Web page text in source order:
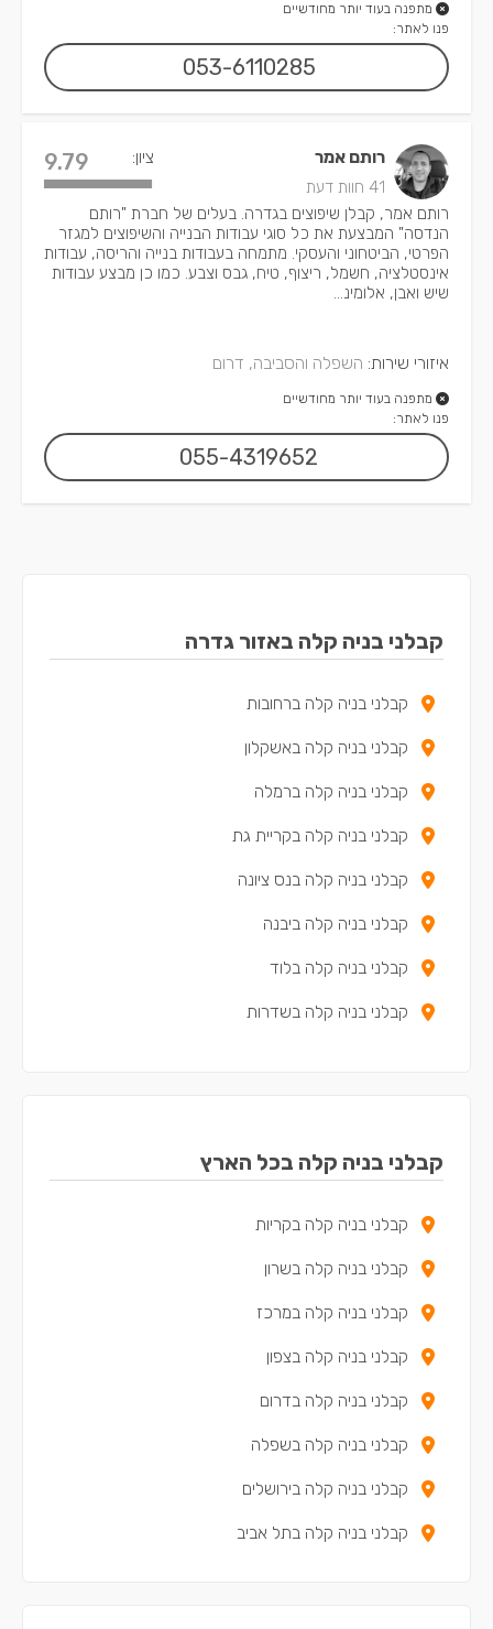
מתפנה בעוד יותר מחודשיים
פנו לאתר:
053-6110285
רותם אמר
41 חוות דעת
ציון: 9.79
רותם אמר, קבלן שיפוצים בגדרה. בעלים של חברת "רותם
הנדסה" המבצעת את כל סוגי עבודות הבנייה והשיפוצים למגזר
הפרטי, הביטחוני והעסקי. מתמחה בעבודות בנייה והריסה, עבודות
אינסטלציה, חשמל, ריצוף, טיח, גבס וצבע. כמו כן מבצע עבודות
שיש ואבן, אלומינ...
איזורי שירות: השפלה והסביבה, דרום
מתפנה בעוד יותר מחודשיים
פנו לאתר:
055-4319652
קבלני בניה קלה באזור גדרה
קבלני בניה קלה ברחובות
קבלני בניה קלה באשקלון
קבלני בניה קלה ברמלה
קבלני בניה קלה בקריית גת
קבלני בניה קלה בנס ציונה
קבלני בניה קלה ביבנה
קבלני בניה קלה בלוד
קבלני בניה קלה בשדרות
קבלני בניה קלה בגן יבנה
קבלני בניה קלה בקריית עקרון
קבלני בניה קלה במזכרת בתיה
קבלני בניה קלה בכל הארץ
קבלני בניה קלה בקריות
קבלני בניה קלה בשרון
קבלני בניה קלה במרכז
קבלני בניה קלה בצפון
קבלני בניה קלה בדרום
קבלני בניה קלה בשפלה
קבלני בניה קלה בירושלים
קבלני בניה קלה בתל אביב